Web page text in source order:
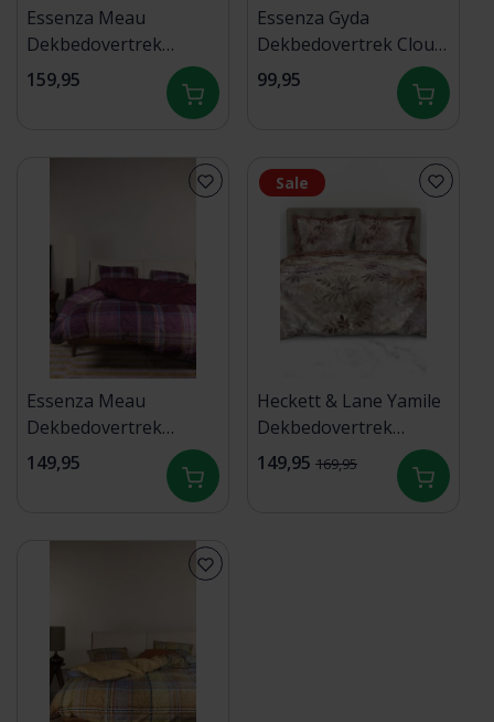
Essenza Meau
Dekbedovertrek
240x200/220 Basil
159,95
Essenza Gyda
Dekbedovertrek Cloud
pink 140x200/220
99,95
Essenza Meau
Dekbedovertrek
200x200/220 Mauve
149,95
Sale
Heckett & Lane Yamile
Dekbedovertrek
200x200/220 Natural
149,95 169,95